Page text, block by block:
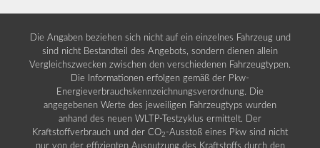
Die Angaben beziehen sich nicht auf ein einzelnes Fahrzeug und
sind nicht Bestandteil des Angebots, sondern dienen allein
Vergleichszwecken zwischen den verschiedenen Fahrzeugtypen.
Die Informationen erfolgen gemäß der Pkw-
Energieverbrauchskennzeichnungsverordnung. Die
angegebenen Werte des jeweiligen Fahrzeugtyps wurden
anhand des neuen WLTP-Testzyklus ermittelt. Der
Kraftstoffverbrauch und der CO2 -Ausstoß eines Pkw sind nicht
nur von der effizienten Ausnutzung des Kraftstoffs durch den